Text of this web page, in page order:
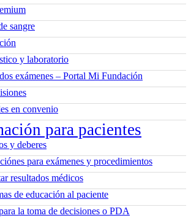
sangre
y laboratorio
exámenes – Portal Mi Fundación
en convenio
para pacientes
y deberes
para exámenes y procedimientos
resultados médicos
de educación al paciente
la toma de decisiones o PDA